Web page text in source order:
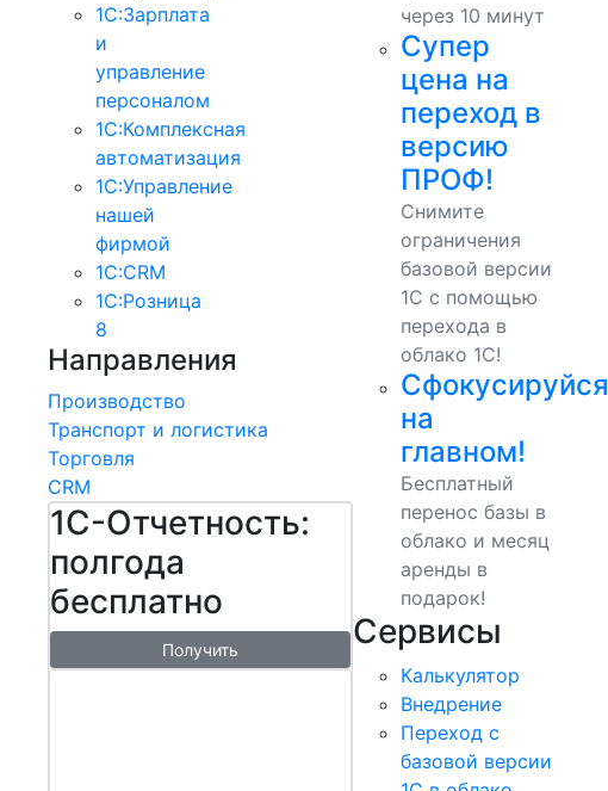
1С:Зарплата
и
управление
персоналом
1С:Комплексная
автоматизация
1С:Управление
нашей
фирмой
1С:CRM
1С:Розница
8
Направления
Производство
Транспорт и логистика
Торговля
CRM
1С-Отчетность:
полгода
бесплатно
Получить
через 10 минут
Супер
цена на
переход в
версию
ПРОФ!
Снимите
ограничения
базовой версии
1С с помощью
перехода в
облако 1С!
Сфокусируйся
на
главном!
Бесплатный
перенос базы в
облако и месяц
аренды в
подарок!
Сервисы
Калькулятор
Внедрение
Переход с
базовой версии